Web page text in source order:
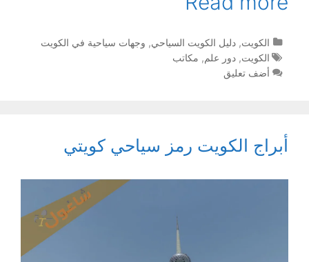
التصنيفات
الكويت, دليل الكويت السياحي, وجهات سياحية في الكويت
الوسوم
الكويت, دور علم, مكاتب
أضف تعليق
أبراج الكويت رمز سياحي كويتي